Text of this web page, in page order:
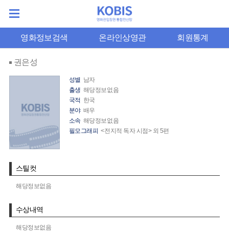
영화정보검색 온라인상영관 회원통계
권은성
성별 남자
출생 해당정보없음
국적 한국
분야 배우
소속 해당정보없음
필모그래피 <전지적 독자 시점> 외 5편
스틸컷
해당정보없음
수상내역
해당정보없음